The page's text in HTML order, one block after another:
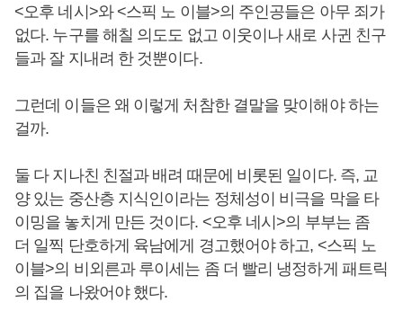
<오후 네시>와 <스픽 노 이블>의 주인공들은 아무 죄가
없다. 누구를 해칠 의도도 없고 이웃이나 새로 사귄 친구
들과 잘 지내려 한 것뿐이다.
그런데 이들은 왜 이렇게 처참한 결말을 맞이해야 하는
걸까.
둘 다 지나친 친절과 배려 때문에 비롯된 일이다. 즉, 교
양 있는 중산층 지식인이라는 정체성이 비극을 막을 타
이밍을 놓치게 만든 것이다. <오후 네시>의 부부는 좀
더 일찍 단호하게 육남에게 경고했어야 하고, <스픽 노
이블>의 비외른과 루이세는 좀 더 빨리 냉정하게 패트릭
의 집을 나왔어야 했다.